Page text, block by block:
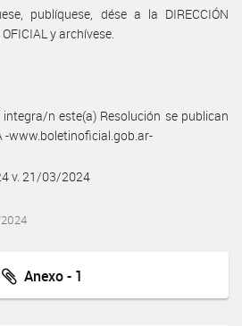
publíquese, dése a la DIRECCIÓN
y archívese.
n este(a) Resolución se publican
-www.boletinoficial.gob.ar-
v. 21/03/2024
Anexo - 1